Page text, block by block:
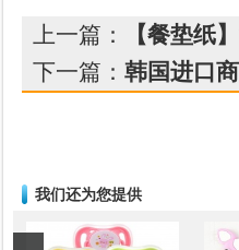
上一篇：
【餐垫纸
下一篇： 韩国进口
我们还为您提供